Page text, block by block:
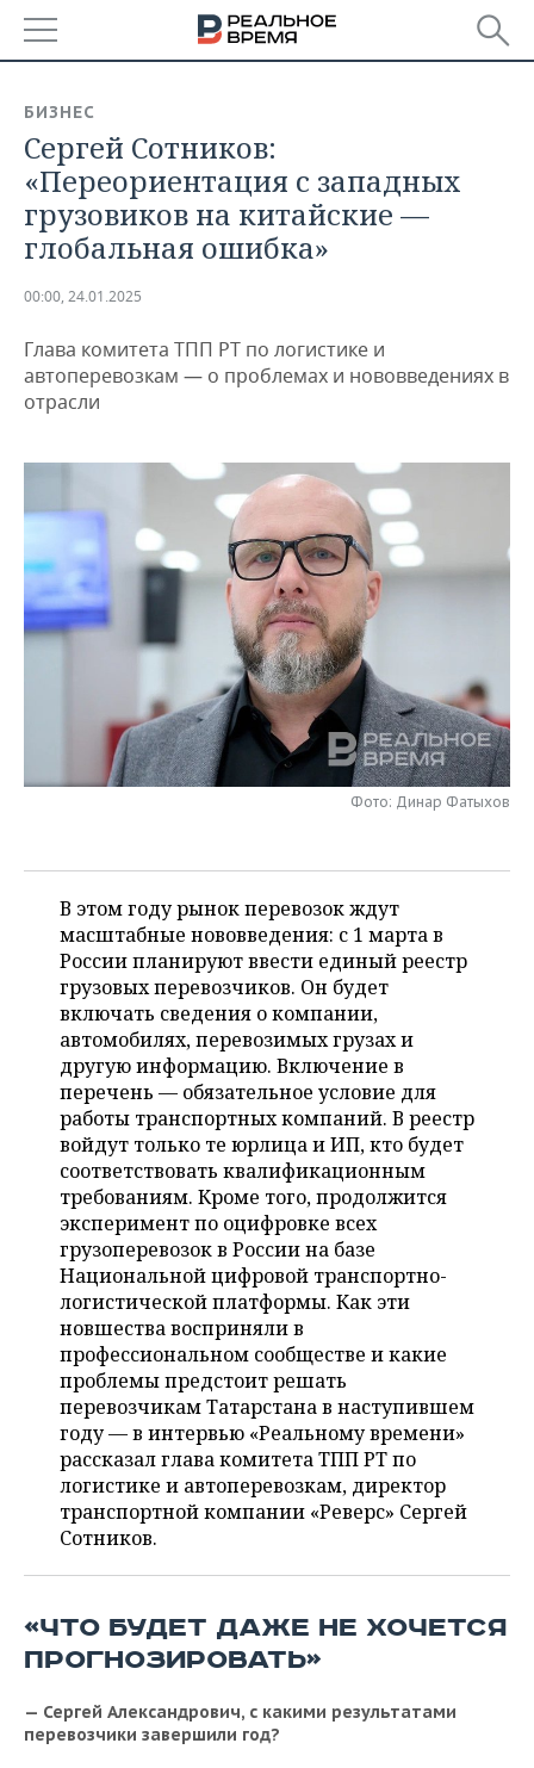
БАШКОРТОСТАН
ТАТАРСТАН
УДМУРТИЯ
НОВОСТИ
АНАЛИТИКА
НОВОСТИ АНАЛИТИКИ
ДЕКЛАРАЦИИ О ДОХОДАХ
КОРОЛИ ГОСЗАКАЗА ПФО
ВУЗЫ ТАТАРСТАНА
КОМУ ПРИНАДЛЕЖАТ
ТОРГОВЫЕ ЦЕНТРЫ
ТАТАРСТАНА
ЭКОНОМИКА
НОВОСТИ ЭКОНОМИКИ
ФИНАНСЫ
БАНКИ
БЮДЖЕТ
ИНВЕСТИЦИИ
ПРОМЫШЛЕННОСТЬ
НОВОСТИ
ПРОМЫШЛЕННОСТИ
МАШИНОСТРОЕНИЕ
НЕФТЕХИМИЯ
НЕФТЬ
ЭНЕРГЕТИКА
НЕДВИЖИМОСТЬ
НОВОСТИ НЕДВИЖИМОСТИ
АВТО
НОВОСТИ АВТО
БИЗНЕС
НОВОСТИ БИЗНЕСА
РОЗНИЧНАЯ ТОРГОВЛЯ
ТРАНСПОРТ
ТЕХНОЛОГИИ
НОВОСТИ ТЕХНОЛОГИЙ
IT
ТЕЛЕКОММУНИКАЦИИ
МЕРОПРИЯТИЯ
НОВОСТИ МЕРОПРИЯТИЙ
ВЫЕЗДНАЯ РЕДАКЦИЯ
БИЗНЕС-БРАНЧИ
СПОРТ
ВОЛЕЙБОЛ
КИБЕРСПОРТ
ФИГУРНОЕ КАТАНИЕ
ВОДНЫЕ ВИДЫ СПОРТА
ХОККЕЙ С МЯЧОМ
НОВОСТИ ОБЩЕСТВА
ИСТОРИЯ
КУЛЬТУРА
МЕДИЦИНА
ОБРАЗОВАНИЕ
ПРОИСШЕСТВИЯ
ФОТОГАЛЕРЕЯ
СПИСОК ПЕРСОН
СПИСОК КОМПАНИЙ
ПОЛНАЯ ВЕРСИЯ
БИЗНЕС
Сергей Сотников:
«Переориентация с западных
грузовиков на китайские —
глобальная ошибка»
00:00, 24.01.2025
Глава комитета ТПП РТ по логистике и
автоперевозкам — о проблемах и нововведениях в
отрасли
Фото: Динар Фатыхов
В этом году рынок перевозок ждут
масштабные нововведения: с 1 марта в
России планируют ввести единый реестр
грузовых перевозчиков. Он будет
включать сведения о компании,
автомобилях, перевозимых грузах и
другую информацию. Включение в
перечень — обязательное условие для
работы транспортных компаний. В реестр
войдут только те юрлица и ИП, кто будет
соответствовать квалификационным
требованиям. Кроме того, продолжится
эксперимент по оцифровке всех
грузоперевозок в России на базе
Национальной цифровой транспортно-
логистической платформы. Как эти
новшества восприняли в
профессиональном сообществе и какие
проблемы предстоит решать
перевозчикам Татарстана в наступившем
году — в интервью «Реальному времени»
рассказал глава комитета ТПП РТ по
логистике и автоперевозкам, директор
транспортной компании «Реверс» Сергей
Сотников.
«ЧТО БУДЕТ ДАЖЕ НЕ ХОЧЕТСЯ
ПРОГНОЗИРОВАТЬ»
— Сергей Александрович, с какими результатами
перевозчики завершили год?